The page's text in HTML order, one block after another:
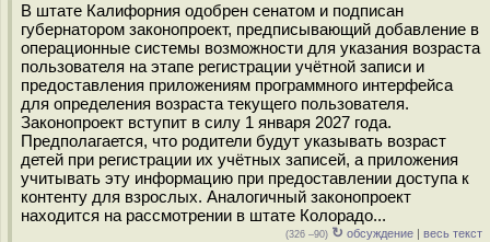
В штате Калифорния одобрен сенатом и подписан
губернатором законопроект, предписывающий добавление в
операционные системы возможности для указания возраста
пользователя на этапе регистрации учётной записи и
предоставления приложениям программного интерфейса
для определения возраста текущего пользователя.
Законопроект вступит в силу 1 января 2027 года.
Предполагается, что родители будут указывать возраст
детей при регистрации их учётных записей, а приложения
учитывать эту информацию при предоставлении доступа к
контенту для взрослых. Аналогичный законопроект
находится на рассмотрении в штате Колорадо...
(326 –90) ↻ обсуждение | весь текст